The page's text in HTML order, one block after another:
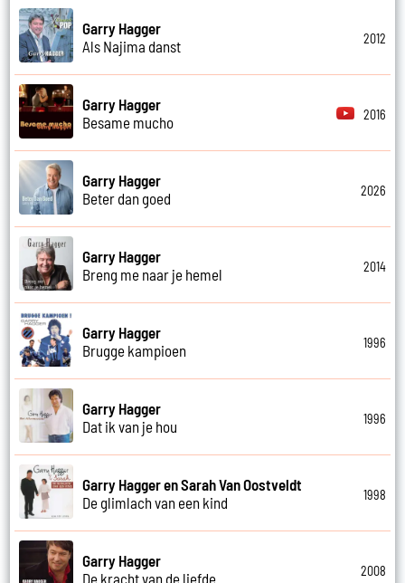
Garry Hagger
Als Najima danst
2012
Garry Hagger
Besame mucho
2016
Garry Hagger
Beter dan goed
2026
Garry Hagger
Breng me naar je hemel
2014
Garry Hagger
Brugge kampioen
1996
Garry Hagger
Dat ik van je hou
1996
Garry Hagger en Sarah Van Oostveldt
De glimlach van een kind
1998
Garry Hagger
De kracht van de liefde
2008